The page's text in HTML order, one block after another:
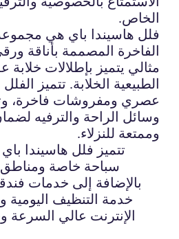
الخاص.
فلل هاسيندا باي هي
الفاخرة المصممة بأناقة
مثالي يتميز بإطلالات خلابة
الطبيعية الخلابة. تتميز
عصري ومفروشات فاخرة،
وسائل الراحة والترفيه
وممتعة للنزلاء.
تتميز فلل هاسيندا
سباحة خاصة ومناطق
بالإضافة إلى خدمات
خدمة التنظيف اليومية
الإنترنت عالي